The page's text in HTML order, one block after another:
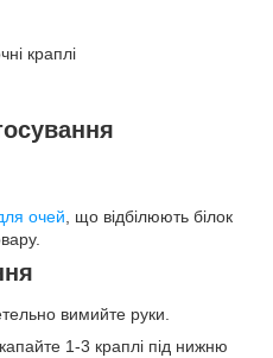
краплі
очей , що відбілюють білок
вимийте руки.
1-3 краплі під нижню